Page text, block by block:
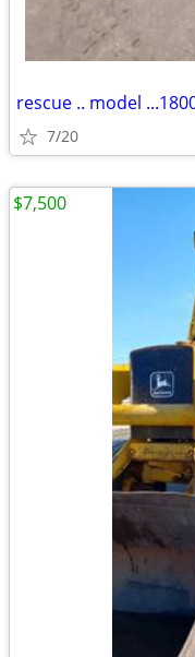
rescue .. model
7/20
$7,500